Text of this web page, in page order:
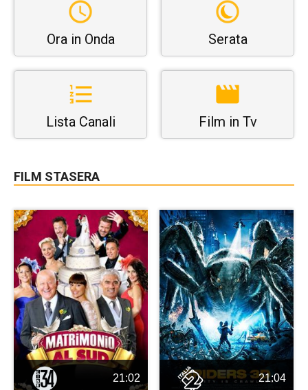
Ora in Onda Serata
Lista Canali Film in Tv
FILM STASERA
21:02 21:04